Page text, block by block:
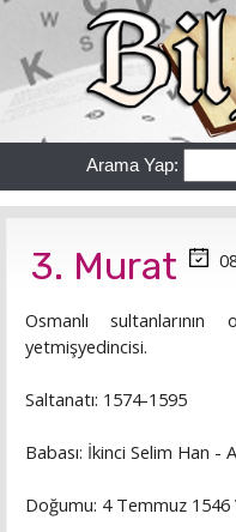
Arama Yap:
3. Murat
Osmanlı
yetmişyedincisi.
Saltanatı: 1574-1595
Babası: İkinci Selim Han -
Doğumu: 4 Temmuz 1546